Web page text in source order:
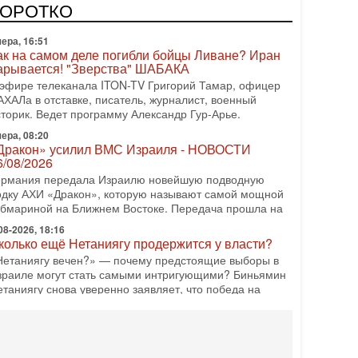
АХИ «Дракон» (Drakon), которая уже стала самой
субмариной в истории ЦАХАЛ. Но почему её
16:51
на самом деле погибли бойцы Ливане? Иран
"Зверства" ШАБАКА
телеканала ITON-TV Григорий Тамар, офицер
в отставке, писатель, журналист, военный
Ведет программу Александр Гур-Арье.
08:20
усилил ВМС Израиля - НОВОСТИ
08/2026
передала Израилю новейшую подводную
АХИ «Дракон», которую называют самой мощной
на Ближнем Востоке. Передача прошла на
2026, 18:16
ещё Нетаниягу продержится у власти?
вечен?» — почему предстоящие выборы в
могут стать самыми интригующими? Биньямин
снова уверенно заявляет, что победа на